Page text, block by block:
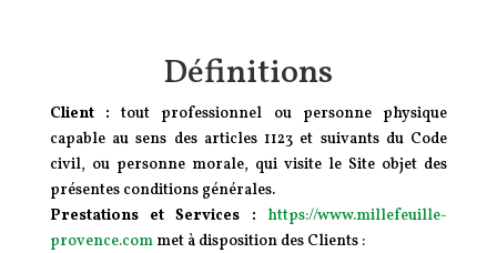
Définitions
Client : tout professionnel ou personne physique
capable au sens des articles 1123 et suivants du Code
civil, ou personne morale, qui visite le Site objet des
présentes conditions générales.
Prestations et Services :
https://www.millefeuille-
provence.commet à disposition des Clients :